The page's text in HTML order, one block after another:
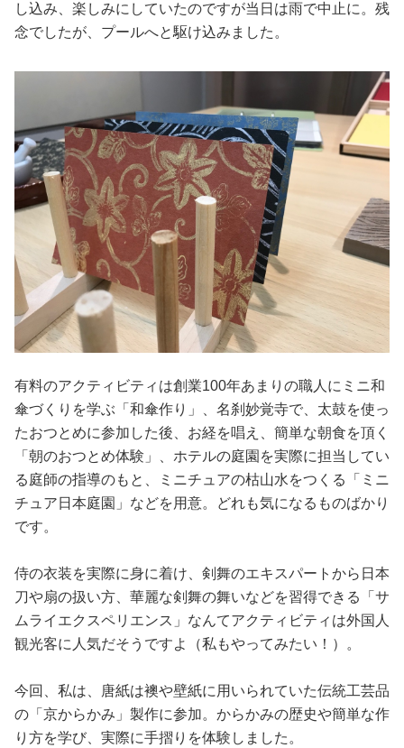
し込み、楽しみにしていたのですが当日は雨で中止に。残
念でしたが、プールへと駆け込みました。
有料のアクティビティは創業100年あまりの職人にミニ和
傘づくりを学ぶ「和傘作り」、名刹妙覚寺で、太鼓を使っ
たおつとめに参加した後、お経を唱え、簡単な朝食を頂く
「朝のおつとめ体験」、ホテルの庭園を実際に担当してい
る庭師の指導のもと、ミニチュアの枯山水をつくる「ミニ
チュア日本庭園」などを用意。どれも気になるものばかり
です。
侍の衣装を実際に身に着け、剣舞のエキスパートから日本
刀や扇の扱い方、華麗な剣舞の舞いなどを習得できる「サ
ムライエクスペリエンス」なんてアクティビティは外国人
観光客に人気だそうですよ（私もやってみたい！）。
今回、私は、唐紙は襖や壁紙に用いられていた伝統工芸品
の「京からかみ」製作に参加。からかみの歴史や簡単な作
り方を学び、実際に手摺りを体験しました。